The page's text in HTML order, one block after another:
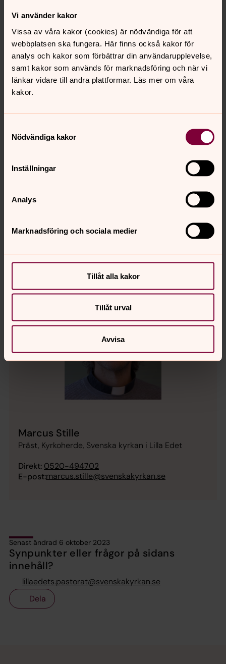
Vi använder kakor
Vissa av våra kakor (cookies) är nödvändiga för att
webbplatsen ska fungera. Här finns också kakor för
analys och kakor som förbättrar din användarupplevelse,
samt kakor som används för marknadsföring och när vi
länkar vidare till andra plattformar. Läs mer om våra
kakor.
Nödvändiga kakor
Inställningar
Analys
Marknadsföring och sociala medier
Tillåt alla kakor
Tillåt urval
Avvisa
Rolf Pettersson
Direkt:
Marcus Stille
Präst, Kyrkoherde, Svenska kyrkan i Lilla Edet
Direkt: 0520-494702
E-post:marcus.stille@svenskakyrkan.se
Senast ändrad 6 oktober 2023
Synpunkter eller frågor på sidans
innehåll?
lillaedets.pastorat@svenskakyrkan.se
Dela